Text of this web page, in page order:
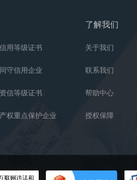
用等级证书
守信用企业
信等级证书
权重点保护企业
了解我们
关于我们
联系我们
帮助中心
授权保障